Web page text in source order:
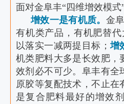
面对金阜丰“四维增效模式
增效一是有机质。 金
有机类产品，有机肥替
以落实一减两提目标；增
机类肥料大多是长效肥，
效剂必不可少。阜丰有全
原胶等复配技术，不止在
是复合肥料最好的增效